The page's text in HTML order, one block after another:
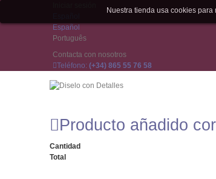
Español
Português
Contacta con nosotros
Teléfono: (+34) 865 55 76 58
Producto añadido
Cantidad
Total
Nuestra tienda usa cookies